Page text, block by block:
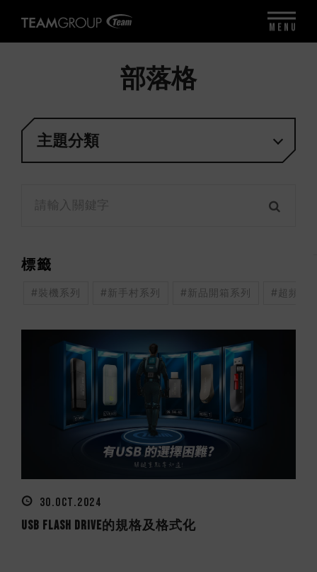
部落格
主題分類
30.OCT.2024
USB Flash Drive的規格及格式化
標籤
#裝機系列 #新手村系列 #新品開箱系列 #超頻系
MENU